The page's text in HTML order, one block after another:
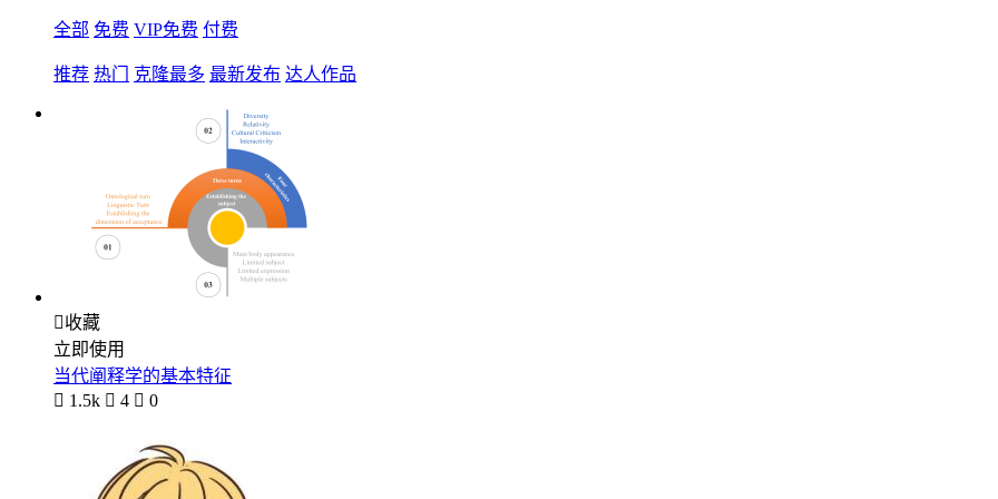
全部 免费 VIP免费 付费
推荐 热门 克隆最多 最新发布 达人作品
收藏
立即使用
当代阐释学的基本特征
 1.5k  4  0